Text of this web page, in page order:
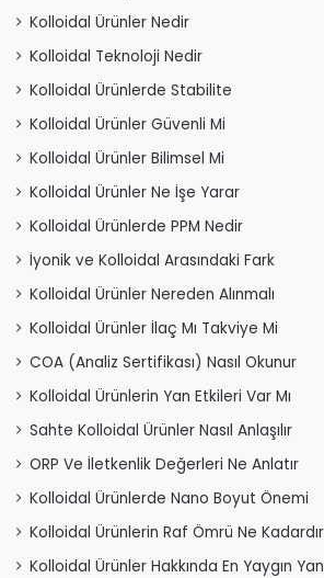
Kolloidal Ürünler Nedir
Kolloidal Teknoloji Nedir
Kolloidal Ürünlerde Stabilite
Kolloidal Ürünler Güvenli Mi
Kolloidal Ürünler Bilimsel Mi
Kolloidal Ürünler Ne İşe Yarar
Kolloidal Ürünlerde PPM Nedir
İyonik ve Kolloidal Arasındaki Fark
Kolloidal Ürünler Nereden Alınmalı
Kolloidal Ürünler İlaç Mı Takviye Mi
COA (Analiz Sertifikası) Nasıl Okunur
Kolloidal Ürünlerin Yan Etkileri Var Mı
Sahte Kolloidal Ürünler Nasıl Anlaşılır
ORP Ve İletkenlik Değerleri Ne Anlatır
Kolloidal Ürünlerde Nano Boyut Önemi
Kolloidal Ürünlerin Raf Ömrü Ne Kadardır
Kolloidal Ürünler Hakkında En Yaygın